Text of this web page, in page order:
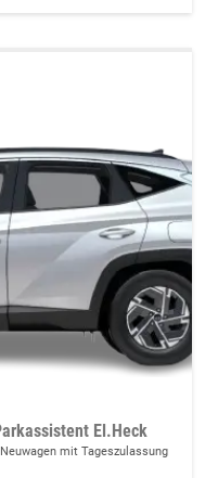
El.Heck
Neuwagen mit Tageszulassung